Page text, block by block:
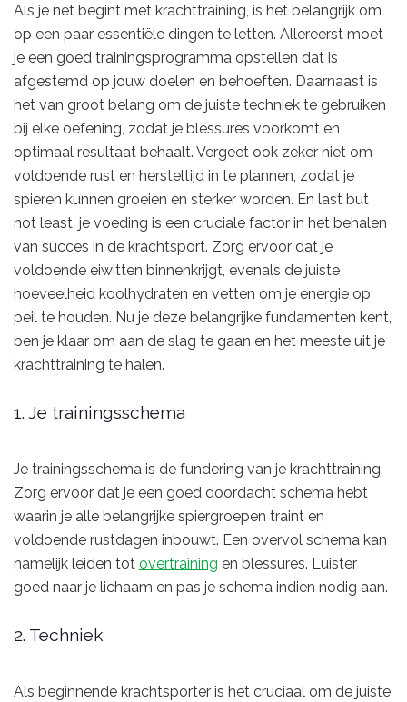
Als je net begint met krachttraining, is het belangrijk om
op een paar essentiële dingen te letten. Allereerst moet
je een goed trainingsprogramma opstellen dat is
afgestemd op jouw doelen en behoeften. Daarnaast is
het van groot belang om de juiste techniek te gebruiken
bij elke oefening, zodat je blessures voorkomt en
optimaal resultaat behaalt. Vergeet ook zeker niet om
voldoende rust en hersteltijd in te plannen, zodat je
spieren kunnen groeien en sterker worden. En last but
not least, je voeding is een cruciale factor in het behalen
van succes in de krachtsport. Zorg ervoor dat je
voldoende eiwitten binnenkrijgt, evenals de juiste
hoeveelheid koolhydraten en vetten om je energie op
peil te houden. Nu je deze belangrijke fundamenten kent,
ben je klaar om aan de slag te gaan en het meeste uit je
krachttraining te halen.
1. Je trainingsschema
Je trainingsschema is de fundering van je krachttraining.
Zorg ervoor dat je een goed doordacht schema hebt
waarin je alle belangrijke spiergroepen traint en
voldoende rustdagen inbouwt. Een overvol schema kan
namelijk leiden tot overtraining en blessures. Luister
goed naar je lichaam en pas je schema indien nodig aan.
2. Techniek
Als beginnende krachtsporter is het cruciaal om de juiste